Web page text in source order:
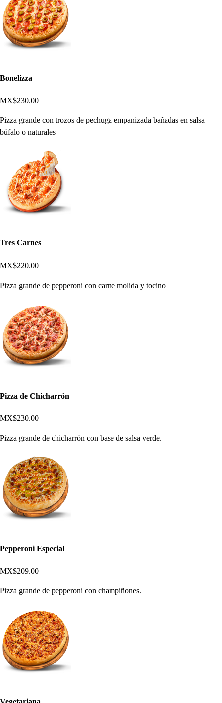
Bonelizza
MX$230.00
Pizza grande con trozos de pechuga empanizada bañadas en salsa
búfalo o naturales
Tres Carnes
MX$220.00
Pizza grande de pepperoni con carne molida y tocino
Pizza de Chicharrón
MX$230.00
Pizza grande de chicharrón con base de salsa verde.
Pepperoni Especial
MX$209.00
Pizza grande de pepperoni con champiñones.